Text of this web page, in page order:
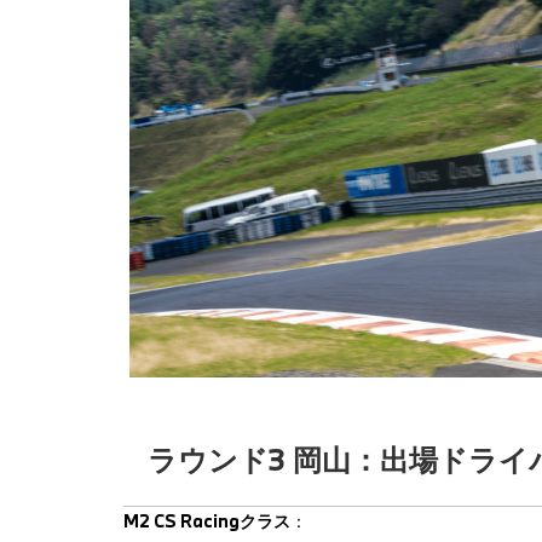
ラウンド3 岡山：出場ドライ
M2 CS Racingクラス ：